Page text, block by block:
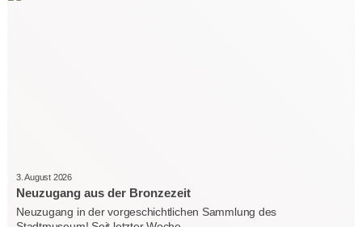
3. August 2026
Neuzugang aus der Bronzezeit
Neuzugang in der vorgeschichtlichen Sammlung des